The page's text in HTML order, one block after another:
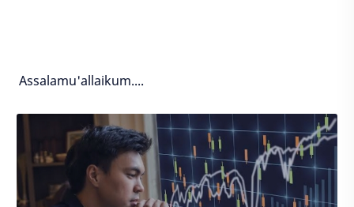
Assalamu'allaikum....